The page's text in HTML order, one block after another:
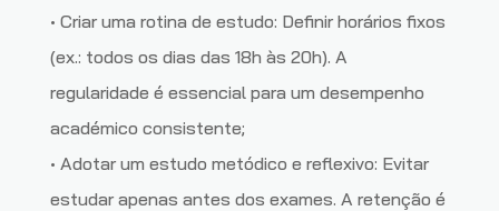
• Criar uma rotina de estudo: Definir horários fixos
(ex.: todos os dias das 18h às 20h). A
regularidade é essencial para um desempenho
académico consistente;
• Adotar um estudo metódico e reflexivo: Evitar
estudar apenas antes dos exames. A retenção é